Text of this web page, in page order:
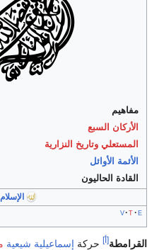
مفاهيم
الأركان السبع
المستعلي وتاريخ النزارية
الأئمة الأوائل
القادة الحاليون
الإسلام portal
v t e
القرامطة[أ]حركة إسماعيلية شيعية